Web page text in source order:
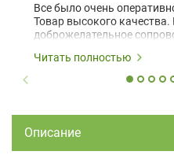
Все было очень
Товар высокого качества.
доброжелательное
Читать полностью
Описание